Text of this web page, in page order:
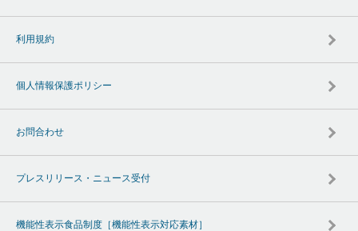
利用規約
個人情報保護ポリシー
お問合わせ
プレスリリース・ニュース受付
機能性表示食品制度［機能性表示対応素材］